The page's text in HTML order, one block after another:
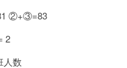
②+③=83
2
数